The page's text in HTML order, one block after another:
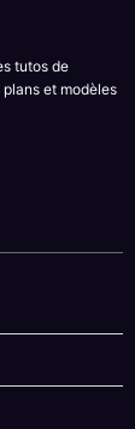
tutos de
et modèles